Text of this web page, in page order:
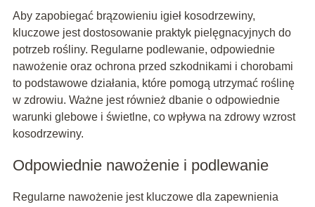
Aby zapobiegać brązowieniu igieł kosodrzewiny,
kluczowe jest dostosowanie praktyk pielęgnacyjnych do
potrzeb rośliny. Regularne podlewanie, odpowiednie
nawożenie oraz ochrona przed szkodnikami i chorobami
to podstawowe działania, które pomogą utrzymać roślinę
w zdrowiu. Ważne jest również dbanie o odpowiednie
warunki glebowe i świetlne, co wpływa na zdrowy wzrost
kosodrzewiny.
Odpowiednie nawożenie i podlewanie
Regularne nawożenie jest kluczowe dla zapewnienia